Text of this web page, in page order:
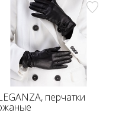
перчатки